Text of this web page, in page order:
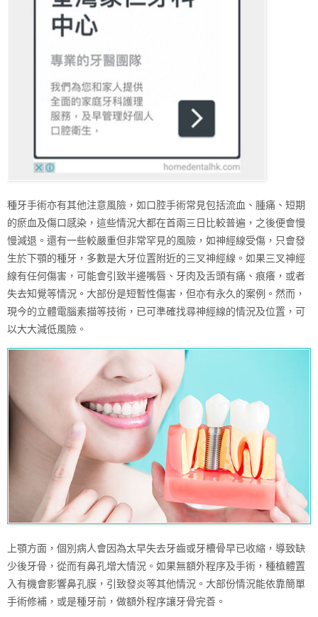
種牙手術亦有其他注意風險，如口腔手術常見包括流血、腫痛、短期
的瘀血及傷口感染，這些情況大都在首兩三日比較普遍，之後便會慢
慢減退。還有一些較嚴重但非常罕見的風險，如神經線受傷，只會發
生於下顎的種牙，多數是大牙位置附近的三叉神經線。如果三叉神經
線有任何傷害，可能會引致半邊嘴唇、牙肉及舌頭有痛、痕癢，或者
失去知覺等情況。大部份是短暫性傷害，但亦有永久的案例。然而，
現今的立體電腦素描等技術，已可準確找尋神經線的情況及位置，可
以大大減低風險。
上顎方面，個別病人會因為太早失去牙齒或牙槽骨早已收縮，導致缺
少後牙骨，從而有鼻孔增大情況。如果無額外程序及手術，種植體置
入有機會影響鼻孔膜，引致發炎等其他情況。大部份情況能依靠簡單
手術修補，或是種牙前，做額外程序讓牙骨完善。